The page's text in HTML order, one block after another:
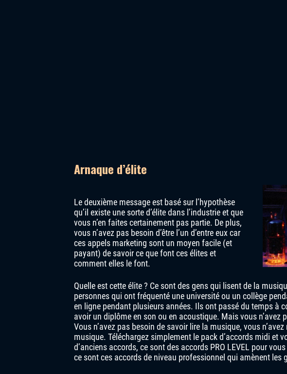
Arnaque d’élite
Le deuxième message est basé sur l’hypothèse
qu’il existe une sorte d’élite dans l’industrie et que
vous n’en faites certainement pas partie. De plus,
vous n’avez pas besoin d’être l’un d’entre eux car
ces appels marketing sont un moyen facile (et
payant) de savoir ce que font ces élites et
comment elles le font.
Quelle est cette élite ? Ce sont des gens qui lisent de la
personnes qui ont fréquenté une université ou un collège
en ligne pendant plusieurs années. Ils ont passé du temps à
avoir un diplôme en son ou en acoustique. Mais vous n’avez
Vous n’avez pas besoin de savoir lire la musique, vous
musique. Téléchargez simplement le pack d’accords midi et
d’anciens accords, ce sont des accords PRO LEVEL pour
ce sont ces accords de niveau professionnel qui amènent les